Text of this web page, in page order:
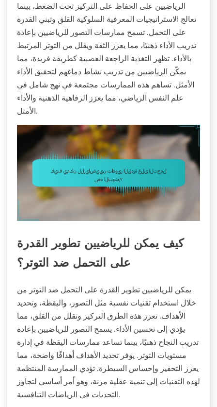
الرياضيين على الحفاظ على التركيز تحت الضغط، بينما
تعالج الاستراتيجيات المعرفية السلوكية القلق وتبني القدرة
على التحمل. تسمح ممارسات التصور للرياضيين بإعادة
تدريب الأداء ذهنيًا، مما يعزز الثقة ويقلل من التوتر المرتبط
بالأداء. تظهر التغذية الراجعة العصبية كطريقة فريدة، مما
يمكّن الرياضيين من تدريب نشاط دماغهم لتحقيق الأداء
الأمثل. تساهم هذه الممارسات مجتمعة في نهج شامل في
علم النفس الرياضي، مما يعزز الرفاهية الذهنية والأداء
الأمثل.
كيف يمكن للرياضيين تطوير القدرة
على التحمل ضد التوتر؟
يمكن للرياضيين تطوير القدرة على التحمل ضد التوتر من
خلال استخدام تقنيات نفسية مثل التصور، واليقظة، وتحديد
الأهداف. تعزز هذه الطرق التركيز وتقلل من القلق، مما
يؤدي إلى تحسين الأداء. يسمح التصور للرياضيين بإعادة
تدريب النجاح ذهنيًا، بينما تساعد ممارسات اليقظة في إدارة
مستويات التوتر. يوفر تحديد الأهداف أهدافًا واضحة، مما
يعزز التحفيز وإحساس السيطرة. تؤدي الممارسة المنتظمة
لهذه التقنيات إلى تنمية عقلية مرنة، وهو أمر أساسي لتجاوز
التحديات في الرياضات التنافسية.